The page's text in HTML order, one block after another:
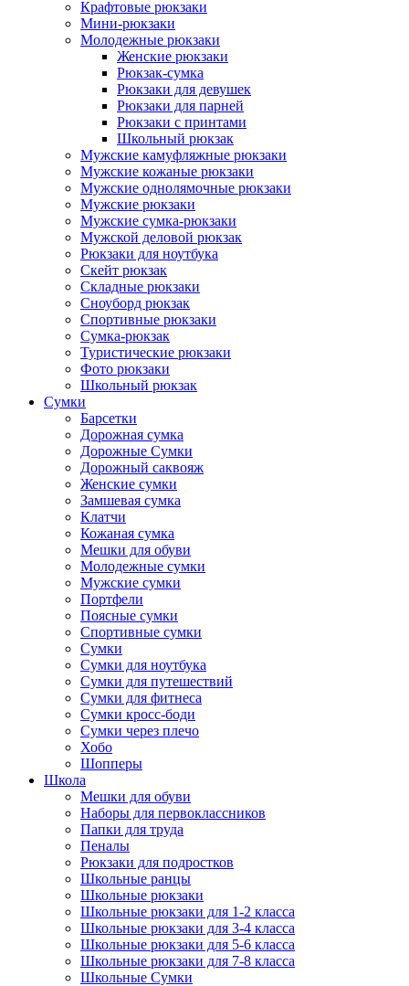
Крафтовые рюкзаки
Мини-рюкзаки
Молодежные рюкзаки
Женские рюкзаки
Рюкзак-сумка
Рюкзаки для девушек
Рюкзаки для парней
Рюкзаки с принтами
Школьный рюкзак
Мужские камуфляжные рюкзаки
Мужские кожаные рюкзаки
Мужские однолямочные рюкзаки
Мужские рюкзаки
Мужские сумка-рюкзаки
Мужской деловой рюкзак
Рюкзаки для ноутбука
Скейт рюкзак
Складные рюкзаки
Сноуборд рюкзак
Спортивные рюкзаки
Сумка-рюкзак
Туристические рюкзаки
Фото рюкзаки
Школьный рюкзак
Сумки
Барсетки
Дорожная сумка
Дорожные Сумки
Дорожный саквояж
Женские сумки
Замшевая сумка
Клатчи
Кожаная сумка
Мешки для обуви
Молодежные сумки
Мужские сумки
Портфели
Поясные сумки
Спортивные сумки
Сумки
Сумки для ноутбука
Сумки для путешествий
Сумки для фитнеса
Сумки кросс-боди
Сумки через плечо
Хобо
Шопперы
Школа
Мешки для обуви
Наборы для первоклассников
Папки для труда
Пеналы
Рюкзаки для подростков
Школьные ранцы
Школьные рюкзаки
Школьные рюкзаки для 1-2 класса
Школьные рюкзаки для 3-4 класса
Школьные рюкзаки для 5-6 класса
Школьные рюкзаки для 7-8 класса
Школьные Сумки